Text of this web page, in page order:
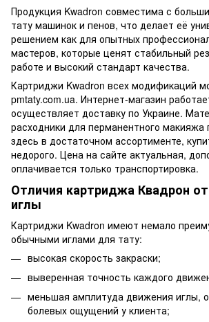
Продукция Kwadron совместима с
тату машинок и пенов, что делает её
решением как для опытных
мастеров, которые ценят стабильный
работе и высокий стандарт качества.
Картриджи Kwadron всех модификаций
pmtaty.com.ua. Интернет-магазин
осуществляет доставку по Украине.
расходники для перманентного макияжа
здесь в достаточном ассортименте,
недорого. Цена на сайте актуальная,
оплачивается только транспортировка.
Отличия картриджа Квадрон
иглы
Картриджи Kwadron имеют немало
обычными иглами для тату:
высокая скорость закраски;
выверенная точность каждого
меньшая амплитуда движения иглы,
болевых ощущений у клиента;